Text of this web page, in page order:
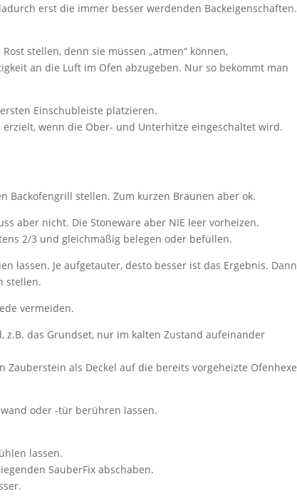
erst die immer besser werdenden Backeigenschaften.
stellen, denn sie müssen „atmen“ können,
an die Luft im Ofen abzugeben. Nur so bekommt man
Einschubleiste platzieren.
erzielt, wenn die Ober- und Unterhitze eingeschaltet wird.
Backofengrill stellen. Zum kurzen Bräunen aber ok.
aber nicht. Die Stoneware aber NIE leer vorheizen.
2/3 und gleichmäßig belegen oder befüllen.
lassen. Je aufgetauter, desto besser ist das Ergebnis. Dann
stellen.
vermeiden.
z.B. das Grundset, nur im kalten Zustand aufeinander
Zauberstein als Deckel auf die bereits vorgeheizte Ofenhexe
oder -tür berühren lassen.
lassen.
SauberFix abschaben.